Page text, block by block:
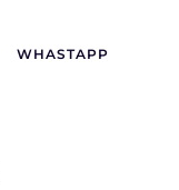
WHASTAPP